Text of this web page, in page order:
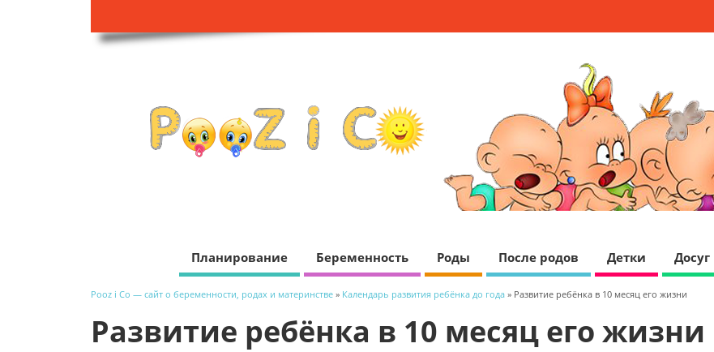
Досуг
Детки
После родов
Роды
Беременность
Планирование
Pooz i Co — сайт о беременности, родах и материнстве » Календарь развития ребёнка до года » Развитие ребёнка в 10 месяц его жизни
Развитие ребёнка в 10 месяц его жизни